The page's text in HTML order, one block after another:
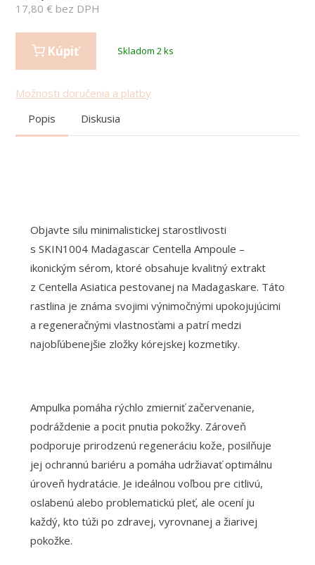
17,80 € bez DPH
Kúpiť Skladom 2 ks
Možnosti doručenia a platby
Popis
Diskusia
Objavte silu minimalistickej starostlivosti
s SKIN1004 Madagascar Centella Ampoule –
ikonickým sérom, ktoré obsahuje kvalitný extrakt
z Centella Asiatica pestovanej na Madagaskare. Táto
rastlina je známa svojimi výnimočnými upokojujúcimi
a regeneračnými vlastnosťami a patrí medzi
najobľúbenejšie zložky kórejskej kozmetiky.
Ampulka pomáha rýchlo zmierniť začervenanie,
podráždenie a pocit pnutia pokožky. Zároveň
podporuje prirodzenú regeneráciu kože, posilňuje
jej ochrannú bariéru a pomáha udržiavať optimálnu
úroveň hydratácie. Je ideálnou voľbou pre citlivú,
oslabenú alebo problematickú pleť, ale ocení ju
každý, kto túži po zdravej, vyrovnanej a žiarivej
pokožke.